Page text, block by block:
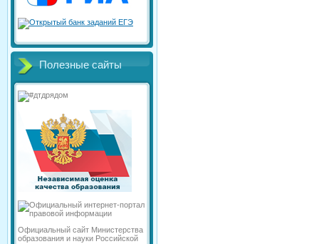
Полезные сайты
Официальный сайт Министерства
образования и науки Российской